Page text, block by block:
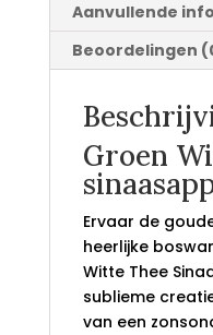
Aanvullende
Beoordelingen
Groen
Ervaar de
heerlijke
Witte Thee
sublieme
van een